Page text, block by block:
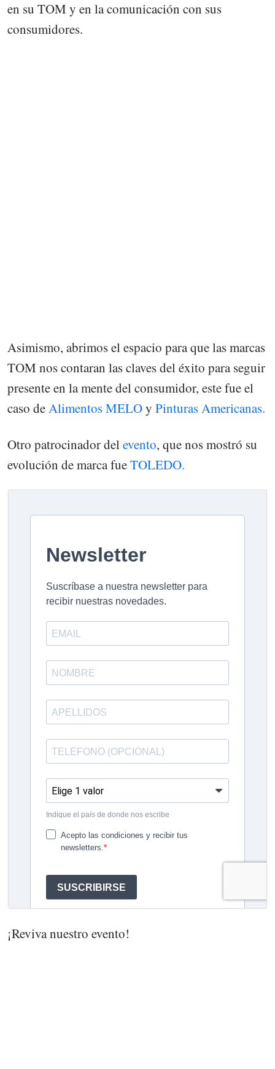
en su TOM y en la comunicación con sus
consumidores.
Asimismo, abrimos el espacio para que las marcas
TOM nos contaran las claves del éxito para seguir
presente en la mente del consumidor, este fue el
caso deAlimentos MELOy Pinturas Americanas.
Otro patrocinador del evento, que nos mostró su
evolución de marca fueTOLEDO.
¡Reviva nuestro evento!